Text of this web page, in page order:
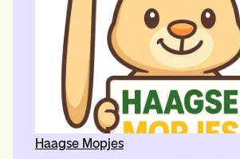
Haagse Mopjes